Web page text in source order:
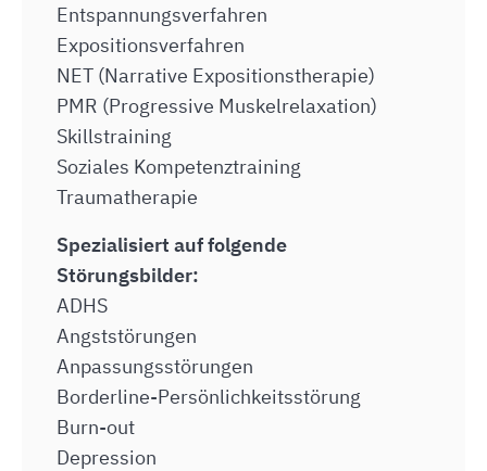
Entspannungsverfahren
Expositionsverfahren
NET (Narrative Expositionstherapie)
PMR (Progressive Muskelrelaxation)
Skillstraining
Soziales Kompetenztraining
Traumatherapie
Spezialisiert auf folgende
Störungsbilder:
ADHS
Angststörungen
Anpassungsstörungen
Borderline-Persönlichkeitsstörung
Burn-out
Depression